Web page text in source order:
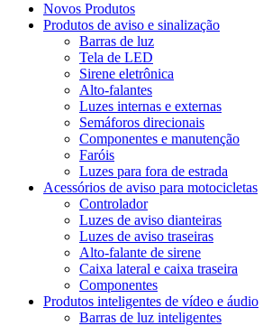
Novos Produtos
Produtos de aviso e sinalização
Barras de luz
Tela de LED
Sirene eletrônica
Alto-falantes
Luzes internas e externas
Semáforos direcionais
Componentes e manutenção
Faróis
Luzes para fora de estrada
Acessórios de aviso para motocicletas
Controlador
Luzes de aviso dianteiras
Luzes de aviso traseiras
Alto-falante de sirene
Caixa lateral e caixa traseira
Componentes
Produtos inteligentes de vídeo e áudio
Barras de luz inteligentes